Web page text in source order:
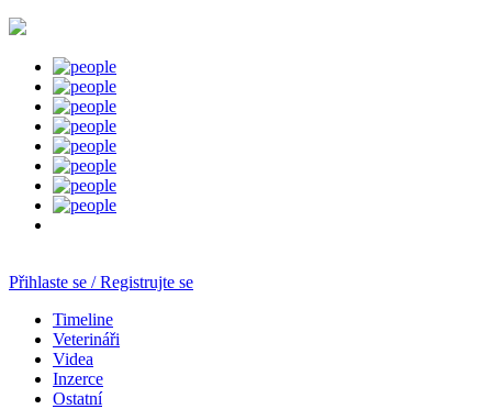
Přihlaste se / Registrujte se
Timeline
Veterináři
Videa
Inzerce
Ostatní